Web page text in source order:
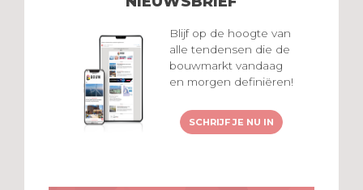
Blijf op de hoogte van
alle tendensen die de
bouwmarkt vandaag
en morgen definiëren!
SCHRIJF JE NU IN